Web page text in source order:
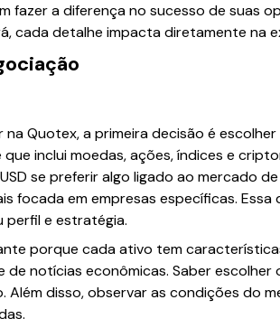
fazer a diferença no sucesso de suas
cada detalhe impacta diretamente na
Quotex, a primeira decisão é
inclui moedas, ações, índices e
se preferir algo ligado ao mercado
focada em empresas específicas.
perfil e estratégia.
porque cada ativo tem
notícias econômicas. Saber
Além disso, observar as condições do